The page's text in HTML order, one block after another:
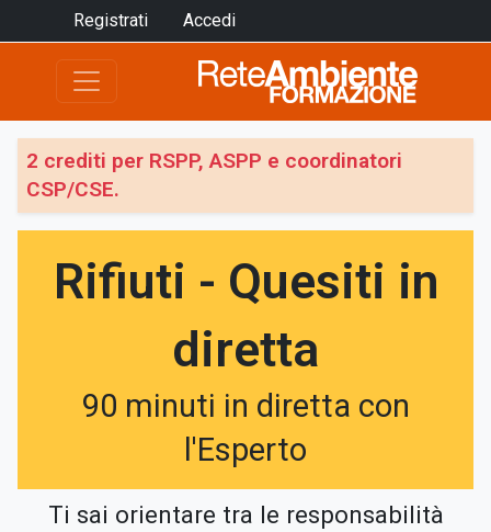
Registrati Accedi
2 crediti per RSPP, ASPP e coordinatori
CSP/CSE.
Rifiuti - Quesiti in
diretta
90 minuti in diretta con
l'Esperto
Ti sai orientare tra le responsabilità